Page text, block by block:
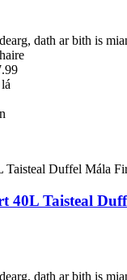
dath ar bith is
40L Taisteal
dath ar bith is